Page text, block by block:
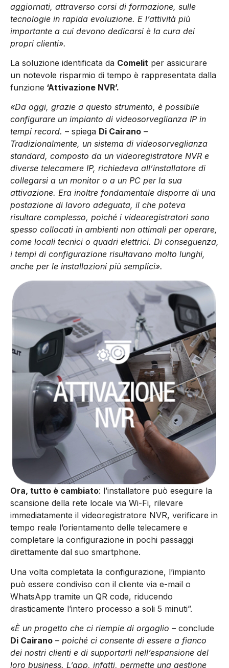
aggiornati, attraverso corsi di formazione, sulle
tecnologie in rapida evoluzione. E l’attività più
importante a cui devono dedicarsi è la cura dei
propri clienti».
La soluzione identificata da Comelit per assicurare
un notevole risparmio di tempo è rappresentata dalla
funzione ‘Attivazione NVR’.
«Da oggi, grazie a questo strumento, è possibile
configurare un impianto di videosorveglianza IP in
tempi record. – spiega Di Cairano –
Tradizionalmente, un sistema di videosorveglianza
standard, composto da un videoregistratore NVR e
diverse telecamere IP, richiedeva all’installatore di
collegarsi a un monitor o a un PC per la sua
attivazione. Era inoltre fondamentale disporre di una
postazione di lavoro adeguata, il che poteva
risultare complesso, poiché i videoregistratori sono
spesso collocati in ambienti non ottimali per operare,
come locali tecnici o quadri elettrici. Di conseguenza,
i tempi di configurazione risultavano molto lunghi,
anche per le installazioni più semplici».
Ora, tutto è cambiato: l’installatore può eseguire la
scansione della rete locale via Wi-Fi, rilevare
immediatamente il videoregistratore NVR, verificare in
tempo reale l’orientamento delle telecamere e
completare la configurazione in pochi passaggi
direttamente dal suo smartphone.
Una volta completata la configurazione, l’impianto
può essere condiviso con il cliente via e-mail o
WhatsApp tramite un QR code, riducendo
drasticamente l’intero processo a soli 5 minuti”.
«È un progetto che ci riempie di orgoglio – conclude
Di Cairano – poiché ci consente di essere a fianco
dei nostri clienti e di supportarli nell’espansione del
loro business. L’app, infatti, permette una gestione